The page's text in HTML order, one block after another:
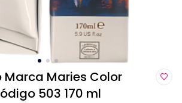
Marca Maries Color
503 170 ml